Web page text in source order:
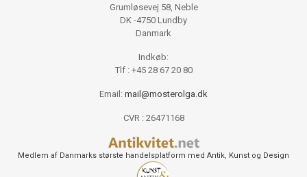
Grumløsevej 58, Neble
DK -4750 Lundby
Danmark
Indkøb:
Tlf : +45 28 67 20 80
Email: mail@mosterolga.dk
CVR : 26471168
Medlem af Danmarks største handelsplatform med Antik, Kunst og Design